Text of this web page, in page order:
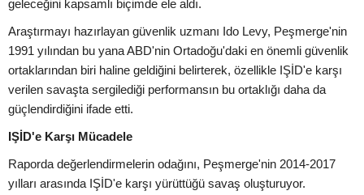
geleceğini kapsamlı biçimde ele aldı.
Araştırmayı hazırlayan güvenlik uzmanı Ido Levy, Peşmerge'nin
1991 yılından bu yana ABD'nin Ortadoğu'daki en önemli güvenlik
ortaklarından biri haline geldiğini belirterek, özellikle IŞİD'e karşı
verilen savaşta sergilediği performansın bu ortaklığı daha da
güçlendirdiğini ifade etti.
IŞİD'e Karşı Mücadele
Raporda değerlendirmelerin odağını, Peşmerge'nin 2014-2017
yılları arasında IŞİD'e karşı yürüttüğü savaş oluşturuyor.